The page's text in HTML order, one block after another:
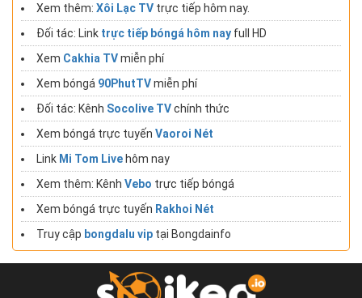
Xem thêm: Xôi Lạc TV trực tiếp hôm nay.
Đối tác: Link trực tiếp bóngá hôm nay full HD
Xem Cakhia TVmiễn phí
Xem bóngá 90PhutTVmiễn phí
Đối tác: Kênh Socolive TVchính thức
Xem bóngá trực tuyến Vaoroi Nét
Link Mi Tom Livehôm nay
Xem thêm: Kênh Vebo trực tiếp bóngá
Xem bóngá trực tuyến Rakhoi Nét
Truy cập bongdalu vip tại Bongdainfo